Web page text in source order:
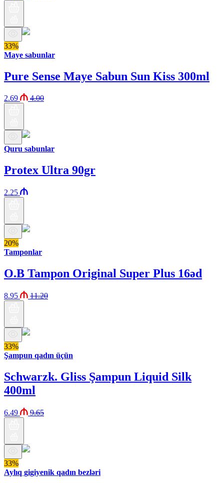
33%
Maye sabunlar
Pure Sense Maye Sabun Sun Kiss 300ml
2.69 4.00
Quru sabunlar
Protex Ultra 90gr
2.25
20%
Tamponlar
O.B Tampon Original Super Plus 16əd
8.95 11.20
33%
Şampun qadın üçün
Schwarzk. Gliss Şampun Liquid Silk
400ml
6.49 9.65
33%
Aylıq gigiyenik qadın bezləri